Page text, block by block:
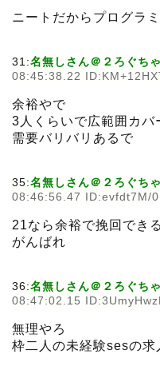
ニートだからプログラ
31:名無しさん＠２ろぐち
08:45:38.22
余裕やで
3人くらいで広範囲カバ
需要バリバリあるで
35:名無しさん＠２ろぐち
08:46:56.47 ID:evfdt7M/0
21なら余裕で挽回でき
がんばれ
36:名無しさん＠２ろぐち
08:47:02.15
無理やろ
枠二人の未経験sesの